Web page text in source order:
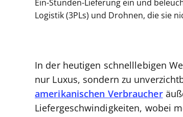
Ein-Stunden-Lieferung ein und
Logistik (3PLs) und Drohnen, die sie
In der heutigen schnelllebigen
nur Luxus, sondern zu
amerikanischen Verbraucher
Liefergeschwindigkeiten, wobei